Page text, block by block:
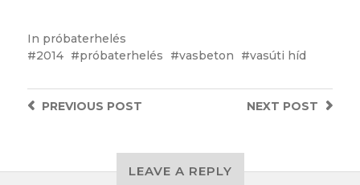
In próbaterhelés
2014
próbaterhelés vasbeton vasúti híd
NEXT POST
PREVIOUS POST
LEAVE A REPLY